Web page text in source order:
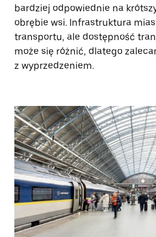
bardziej odpowiednie na
obrębie wsi. Infrastruktura
transportu, ale dostępność
może się różnić, dlatego
z wyprzedzeniem.